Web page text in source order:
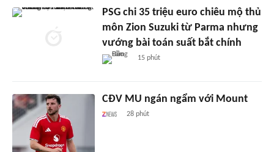
PSG chi 35 triệu euro chiêu mộ thủ
môn Zion Suzuki từ Parma nhưng
vướng bài toán suất bắt chính
15 phút
CĐV MU ngán ngẩm với Mount
28 phút